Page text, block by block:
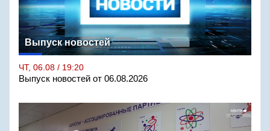
Выпуск новостей
ЧТ, 06.08 / 19:20
Выпуск новостей от 06.08.2026